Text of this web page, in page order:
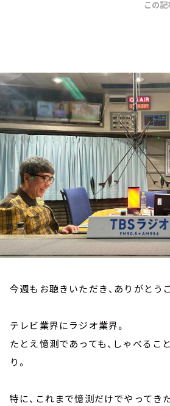
お知らせ
イベント・グッズ
YouTube
会社情報
この
今週もお聴きいただき、ありがとう
テレビ業界にラジオ業界。
たとえ憶測であっても、しゃべるこ
り。
特に、これまで憶測だけでやってき